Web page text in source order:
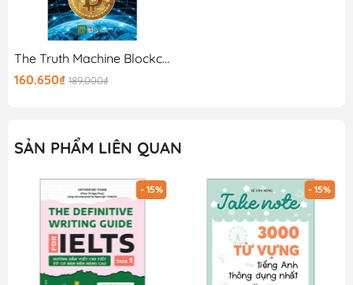
The Truth Machine Blockchain Và Tương Lai Của Tiền Tệ
160.650₫ 189.000₫
SẢN PHẨM LIÊN QUAN
- 15% - 15%